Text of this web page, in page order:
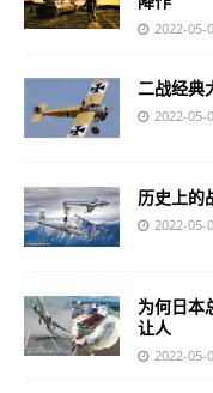
2022-05-
二战经典
2022-05-
历史上的
2022-05-
为何日本
让人
2022-05-